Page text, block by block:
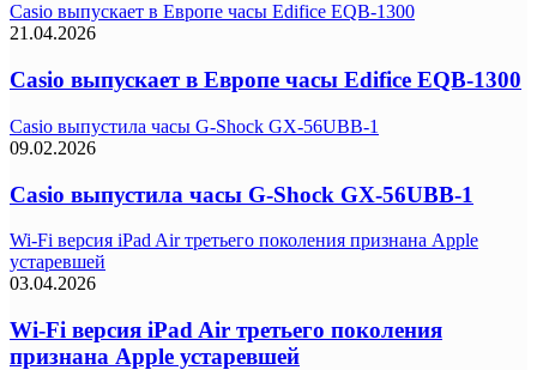
Casio выпускает в Европе часы Edifice EQB-1300
21.04.2026
Casio выпускает в Европе часы Edifice EQB-1300
Casio выпустила часы G-Shock GX-56UBB-1
09.02.2026
Casio выпустила часы G-Shock GX-56UBB-1
Wi‑Fi версия iPad Air третьего поколения признана Apple
устаревшей
03.04.2026
Wi‑Fi версия iPad Air третьего поколения
признана Apple устаревшей